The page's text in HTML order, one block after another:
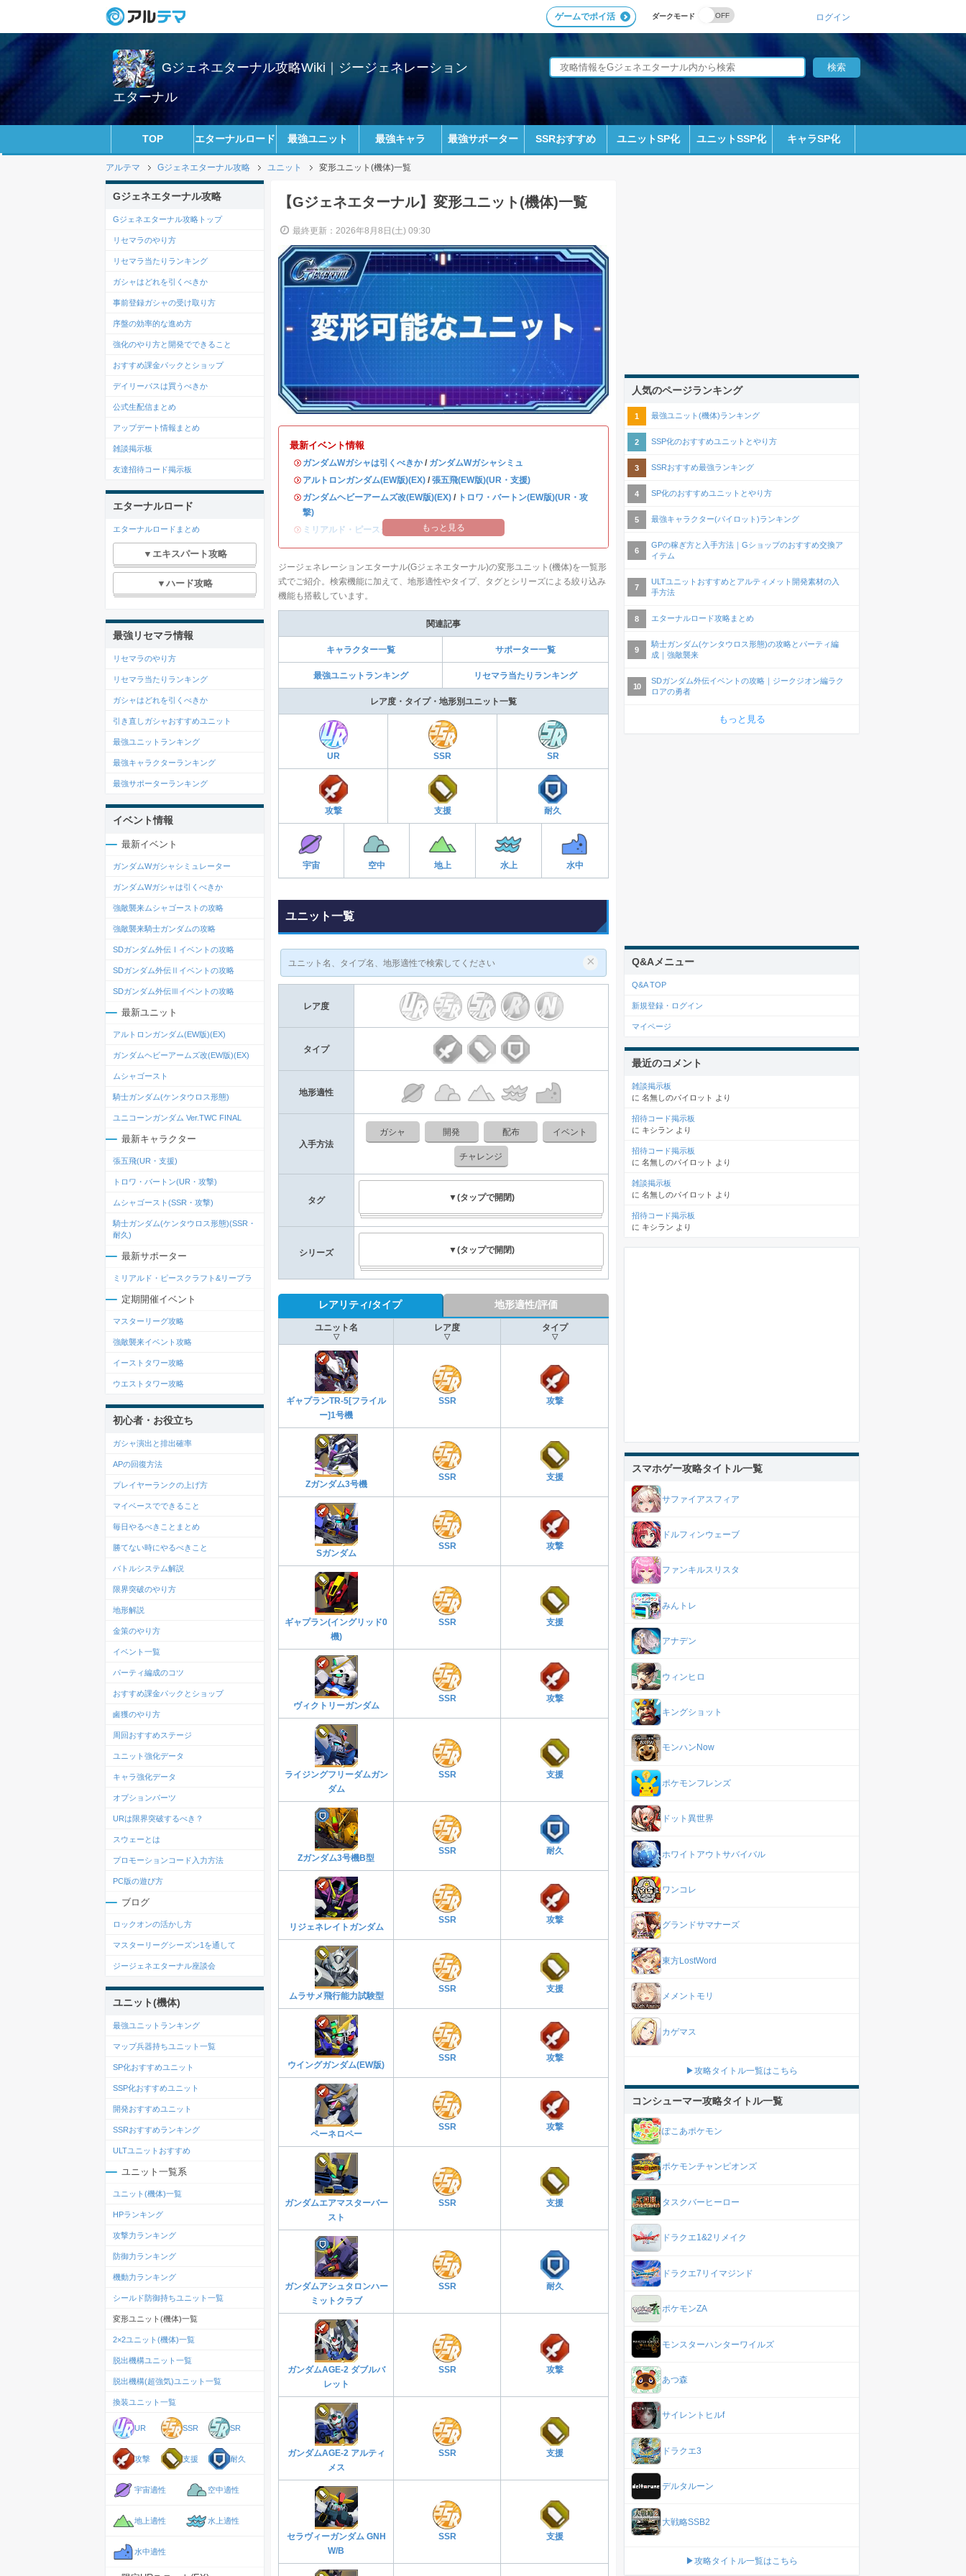
ダークモード
ゲームでポイ活 ログイン
Gジェネエターナル攻略Wiki｜ジージェネレーション
エターナル
TOP エターナルロード 最強ユニット 最強キャラ 最強サポーター SSRおすすめ ユニットSP化 ユニットSSP化 キャラSP化
アルテマ Gジェネエターナル攻略 ユニット 変形ユニット(機体)一覧
【Gジェネエターナル】変形ユニット(機体)一覧
最終更新：2026年8月8日(土) 09:30
最新イベント情報
・ ガンダムWガシャは引くべきか/ ガンダムWガシャシミュ
・ アルトロンガンダム(EW版)(EX) / 張五飛(EW版)(UR・支援)
・ ガンダムヘビーアームズ改(EW版)(EX) / トロワ・バートン(EW版)(UR・攻
撃)
・ ミリアルド・ピースクラフト&リーブラ
もっと見る
ジージェネレーションエターナル(Gジェネエターナル)の変形ユニット(機体)を一覧形
式でご紹介。検索機能に加えて、地形適性やタイプ、タグとシリーズによる絞り込み
機能も搭載しています。
関連記事
キャラクター一覧 サポーター一覧
最強ユニットランキング リセマラ当たりランキング
レア度・タイプ・地形別ユニット一覧
UR SSR SR
攻撃 支援 耐久
宇宙 空中 地上 水上 水中
ユニット一覧
×
レア度
タイプ
地形適性
入手方法
ガシャ 開発 配布 イベント
チャレンジ
タグ ▼(タップで開閉)
シリーズ ▼(タップで開閉)
レアリティ/タイプ 地形適性/評価
ユニット名
▽
レア度
▽
タイプ
▽
ギャプランTR-5[フライル
ー]1号機
SSR 攻撃
Ζガンダム3号機
SSR 支援
Sガンダム
SSR 攻撃
ギャプラン(イングリッド0
機)
SSR 支援
ヴィクトリーガンダム
SSR 攻撃
ライジングフリーダムガン
ダム
SSR 支援
Ζガンダム3号機B型
SSR 耐久
リジェネレイトガンダム
SSR 攻撃
ムラサメ飛行能力試験型
SSR 支援
ウイングガンダム(EW版)
SSR 攻撃
ペーネロペー
SSR 攻撃
ガンダムエアマスターバー
スト
SSR 支援
ガンダムアシュタロンハー
ミットクラブ
SSR 耐久
ガンダムAGE-2 ダブルバ
レット
SSR 攻撃
ガンダムAGE-2 アルティ
メス
SSR 支援
セラヴィーガンダム GNH
W/B
SSR 支援
Gジェネエターナル攻略
Gジェネエターナル攻略トップ
リセマラのやり方
リセマラ当たりランキング
ガシャはどれを引くべきか
事前登録ガシャの受け取り方
序盤の効率的な進め方
強化のやり方と開発でできること
おすすめ課金パックとショップ
デイリーパスは買うべきか
公式生配信まとめ
アップデート情報まとめ
雑談掲示板
友達招待コード掲示板
エターナルロード
エターナルロードまとめ
▼エキスパート攻略
▼ハード攻略
最強リセマラ情報
リセマラのやり方
リセマラ当たりランキング
ガシャはどれを引くべきか
引き直しガシャおすすめユニット
最強ユニットランキング
最強キャラクターランキング
最強サポーターランキング
イベント情報
最新イベント
ガンダムWガシャシミュレーター
ガンダムWガシャは引くべきか
強敵襲来ムシャゴーストの攻略
強敵襲来騎士ガンダムの攻略
SDガンダム外伝Ⅰイベントの攻略
SDガンダム外伝Ⅱイベントの攻略
SDガンダム外伝Ⅲイベントの攻略
最新ユニット
アルトロンガンダム(EW版)(EX)
ガンダムヘビーアームズ改(EW版)(EX)
ムシャゴースト
騎士ガンダム(ケンタウロス形態)
ユニコーンガンダム Ver.TWC FINAL
最新キャラクター
張五飛(UR・支援)
トロワ・バートン(UR・攻撃)
ムシャゴースト(SSR・攻撃)
騎士ガンダム(ケンタウロス形態)(SSR・
耐久)
最新サポーター
ミリアルド・ピースクラフト&リーブラ
定期開催イベント
マスターリーグ攻略
強敵襲来イベント攻略
イーストタワー攻略
ウエストタワー攻略
初心者・お役立ち
ガシャ演出と排出確率
APの回復方法
プレイヤーランクの上げ方
マイベースでできること
毎日やるべきことまとめ
勝てない時にやるべきこと
バトルシステム解説
限界突破のやり方
地形解説
金策のやり方
イベント一覧
パーティ編成のコツ
おすすめ課金パックとショップ
鹵獲のやり方
周回おすすめステージ
ユニット強化データ
キャラ強化データ
オプションパーツ
URは限界突破するべき？
スウェーとは
プロモーションコード入力方法
PC版の遊び方
ブログ
ロックオンの活かし方
マスターリーグシーズン1を通して
ジージェネエターナル座談会
ユニット(機体)
最強ユニットランキング
マップ兵器持ちユニット一覧
SP化おすすめユニット
SSP化おすすめユニット
開発おすすめユニット
SSRおすすめランキング
ULTユニットおすすめ
ユニット一覧系
ユニット(機体)一覧
HPランキング
攻撃力ランキング
防御力ランキング
機動力ランキング
シールド防御持ちユニット一覧
変形ユニット(機体)一覧
2×2ユニット(機体)一覧
脱出機構ユニット一覧
脱出機構(超強気)ユニット一覧
換装ユニット一覧
UR SSR SR
攻撃 支援 耐久
宇宙適性 空中適性
地上適性 水上適性
水中適性
人気のページランキング
最強ユニット(機体)ランキング
SSP化のおすすめユニットとやり方
SSRおすすめ最強ランキング
SP化のおすすめユニットとやり方
最強キャラクター(パイロット)ランキング
GPの稼ぎ方と入手方法｜Gショップのおすすめ交換ア
イテム
ULTユニットおすすめとアルティメット開発素材の入
手方法
エターナルロード攻略まとめ
騎士ガンダム(ケンタウロス形態)の攻略とパーティ編
成｜強敵襲来
SDガンダム外伝イベントの攻略｜ジークジオン編ラク
ロアの勇者
もっと見る
Q&Aメニュー
Q&A TOP
新規登録・ログイン
マイページ
最近のコメント
雑談掲示板
に 名無しのパイロット より
招待コード掲示板
に キシラン より
招待コード掲示板
に 名無しのパイロット より
雑談掲示板
に 名無しのパイロット より
招待コード掲示板
に キシラン より
スマホゲー攻略タイトル一覧
サファイアスフィア
ドルフィンウェーブ
ファンキルスリスタ
みんトレ
アナデン
ウィンヒロ
キングショット
モンハンNow
ポケモンフレンズ
ドット異世界
ホワイトアウトサバイバル
ワンコレ
グランドサマナーズ
東方LostWord
メメントモリ
カゲマス
▶攻略タイトル一覧はこちら
コンシューマー攻略タイトル一覧
ぽこあポケモン
ポケモンチャンピオンズ
タスクバーヒーロー
ドラクエ1&2リメイク
ドラクエ7リイマジンド
ポケモンZA
モンスターハンターワイルズ
あつ森
サイレントヒルf
ドラクエ3
デルタルーン
大戦略SSB2
▶攻略タイトル一覧はこちら